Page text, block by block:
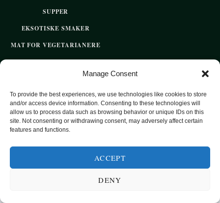
Manage Consent
To provide the best experiences, we use technologies like cookies to store
and/or access device information. Consenting to these technologies will
allow us to process data such as browsing behavior or unique IDs on this
site. Not consenting or withdrawing consent, may adversely affect certain
features and functions.
ACCEPT
DENY
SUPPER
EKSOTISKE SMAKER
MAT FOR VEGETARIANERE
SUNN HVERDAGSMAT
SØTT UTEN SUKKER
2020 OPPSKRIFTSPARADISET - SUNNE OPPSKRIFTER FOR
TOP